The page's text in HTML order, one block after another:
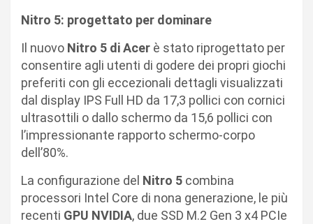
Nitro 5: progettato per dominare
Il nuovo Nitro 5 di Acer è stato riprogettato per
consentire agli utenti di godere dei propri giochi
preferiti con gli eccezionali dettagli visualizzati
dal display IPS Full HD da 17,3 pollici con cornici
ultrasottili o dallo schermo da 15,6 pollici con
l’impressionante rapporto schermo-corpo
dell’80%.
La configurazione del Nitro 5 combina
processori Intel Core di nona generazione, le più
recenti GPU NVIDIA, due SSD M.2 Gen 3 x4 PCIe